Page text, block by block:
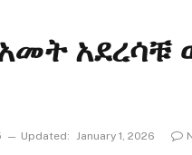
አደረሳቹ
Updated: January 1, 2026